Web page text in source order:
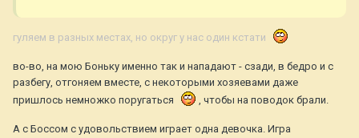
гуляем в разных местах, но округ у нас один кстати
во-во, на мою Боньку именно так и нападают - сзади, в бедро и с
разбегу, отгоняем вместе, с некоторыми хозяевами даже
пришлось немножко поругаться
, чтобы на поводок брали.
А с Боссом с удовольствием играет одна девочка. Игра